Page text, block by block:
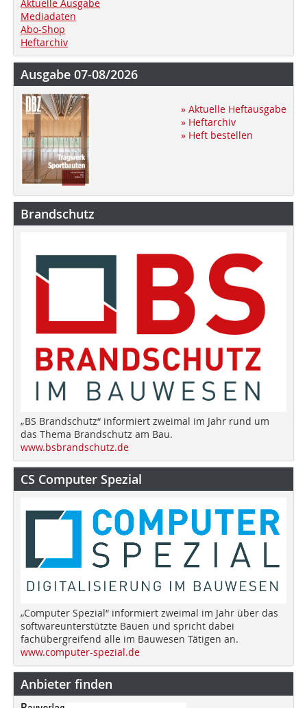
Aktuelle Ausgabe
Mediadaten
Abo-Shop
Heftarchiv
Ausgabe 07-08/2026
» Aktuelle Heftausgabe
» Heftarchiv
» Heft bestellen
Brandschutz
„BS Brandschutz“ informiert zweimal im Jahr rund um
das Thema Brandschutz am Bau.
www.bsbrandschutz.de
CS Computer Spezial
„Computer Spezial“ informiert zweimal im Jahr über das
softwareunterstützte Bauen und spricht dabei
fachübergreifend alle im Bauwesen Tätigen an.
www.computer-spezial.de
Anbieter finden